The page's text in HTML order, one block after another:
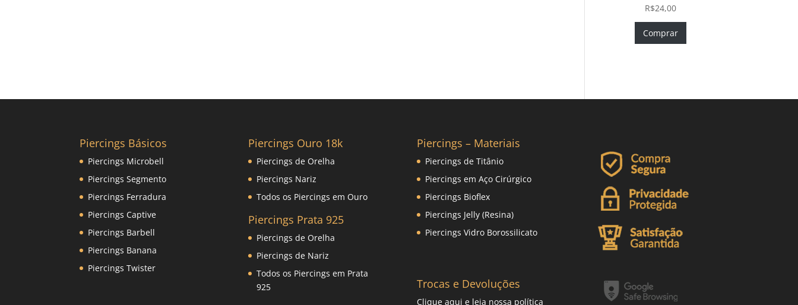
R$24,00
Comprar
Piercings Básicos
Piercings Microbell
Piercings Segmento
Piercings Ferradura
Piercings Captive
Piercings Barbell
Piercings Banana
Piercings Twister
Piercings Ouro 18k
Piercings de Orelha
Piercings Nariz
Todos os Piercings em Ouro
Piercings Prata 925
Piercings de Orelha
Piercings de Nariz
Todos os Piercings em Prata
925
Piercings – Materiais
Piercings de Titânio
Piercings em Aço Cirúrgico
Piercings Bioflex
Piercings Jelly (Resina)
Piercings Vidro Borossilicato
Trocas e Devoluções
Clique aqui e leia nossa política